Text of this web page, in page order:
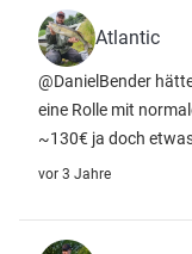
Atlantic
@DanielBender
eine Rolle mit
~130€ ja doch
vor 3 Jahre